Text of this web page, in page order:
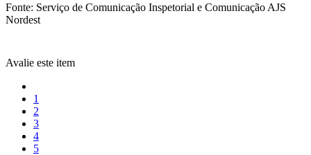
Fonte: Serviço de Comunicação Inspetorial e Comunicação AJS
Nordest
Avalie este item
1
2
3
4
5